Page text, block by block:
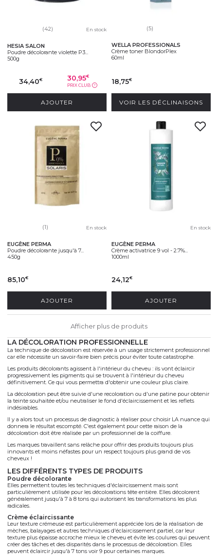
(42) En stock
HESIA SALON
Poudre décolorante violette P3...
500g
34,40€ 30,95€
PRIX CLUB ?
AJOUTER
(5)
WELLA PROFESSIONALS
Crème toner BlondorPlex
60ml
18,75€
VOIR LES DÉCLINAISONS
(1) En stock
EUGÈNE PERMA
Poudre décolorante jusqu'à 7...
450g
85,10€
AJOUTER
En stock
EUGÈNE PERMA
Crème activatrice 9 vol - 2.7%...
1000ml
24,12€
AJOUTER
Afficher plus de produits
LA DÉCOLORATION PROFESSIONNELLE
La technique de décoloration est réservée à un usage strictement professionnel
car elle nécessite un savoir-faire bien précis pour éviter toute catastrophe.
Les produits décolorants agissent à l'intérieur du cheveu : ils vont éclaircir
progressivement les pigments qui se trouvent à l'intérieur du cheveu
définitivement. Ce qui vous permettra d'obtenir une couleur plus claire.
La décoloration peut être suivie d'une recoloration ou d'une patine pour obtenir
la teinte souhaitée et/ou neutraliser le fond d'éclaircissement et les reflets
indésirables.
Il y a alors tout un processus de diagnostic à réaliser pour choisir LA nuance qui
donnera le résultat escompté. C'est également pour cette raison de la
décoloration doit être réalisée par un professionnel de la coiffure.
Les marques travaillent sans relâche pour offrir des produits toujours plus
innovants et moins néfastes pour un respect toujours plus grand de vos
cheveux !
LES DIFFÉRENTS TYPES DE PRODUITS
poudre décolorante
Elles permettent toutes les techniques d'éclaircissement mais sont
particulièrement utilisée pour les décolorations tête entière. Elles décolorent
généralement jusqu'à 7 à 8 tons qui autorisent les transformations les plus
radicales.
crème éclaircissante
Leur texture crémeuse est particulièrement appréciée lors de la réalisation de
mèches, balayages et autres techniques d'éclaircissement partiel, car leur
texture plus épaisse accroche mieux le cheveu et évite les coulures qui peuvent
créer des tâches et des disparités dans le processus de décoloration. Elles
peuvent éclaircir jusqu'à 7 tons voir 9 pour certaines marques.